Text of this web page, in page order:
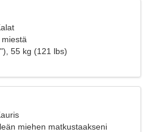
55 kg (121 lbs)
miehen matkustaakseni